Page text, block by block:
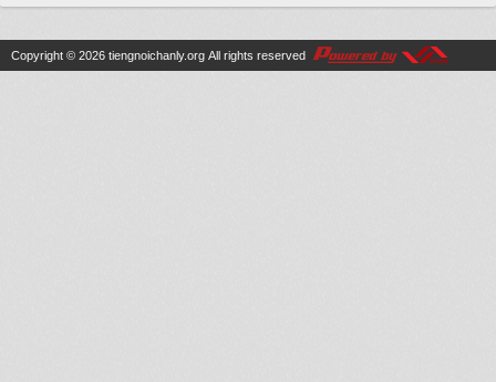
Copyright © 2026 tiengnoichanly.org All rights reserved